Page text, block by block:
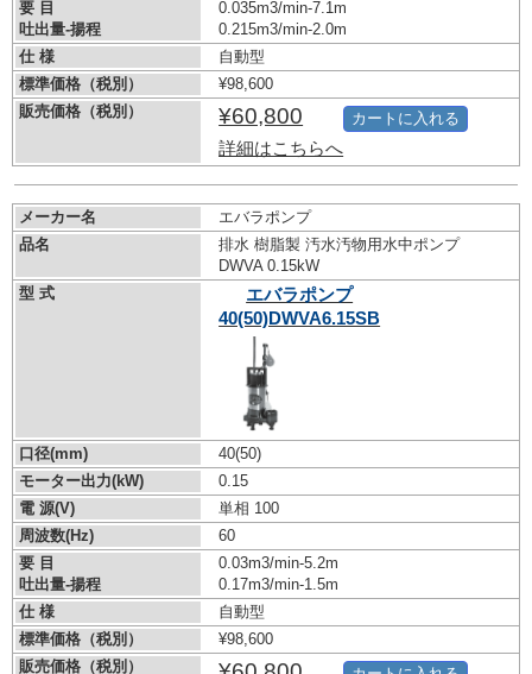
要 目
吐出量-揚程
0.035m3/min-7.1m
0.215m3/min-2.0m
仕 様
自動型
標準価格（税別）
¥98,600
販売価格（税別）
¥60,800
詳細はこちらへ
カートに入れる
メーカー名
エバラポンプ
品名
排水 樹脂製 汚水汚物用水中ポンプ
DWVA 0.15kW
型 式
エバラポンプ
40(50)DWVA6.15SB
口径(mm)
40(50)
モーター出力(kW)
0.15
電 源(V)
単相 100
周波数(Hz)
60
要 目
吐出量-揚程
0.03m3/min-5.2m
0.17m3/min-1.5m
仕 様
自動型
標準価格（税別）
¥98,600
販売価格（税別）